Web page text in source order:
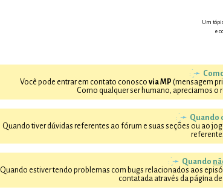
Um
e
: ̗̀➛
Você pode entrar em contato conosco via MP (mensagem
Como qualquer ser humano, apreciamos o
: ̗̀➛ Quando
Quando tiver dúvidas referentes ao fórum e suas seções ou ao
: ̗̀➛ Quando
Quando estiver tendo problemas com bugs relacionados aos
contatada através da página de